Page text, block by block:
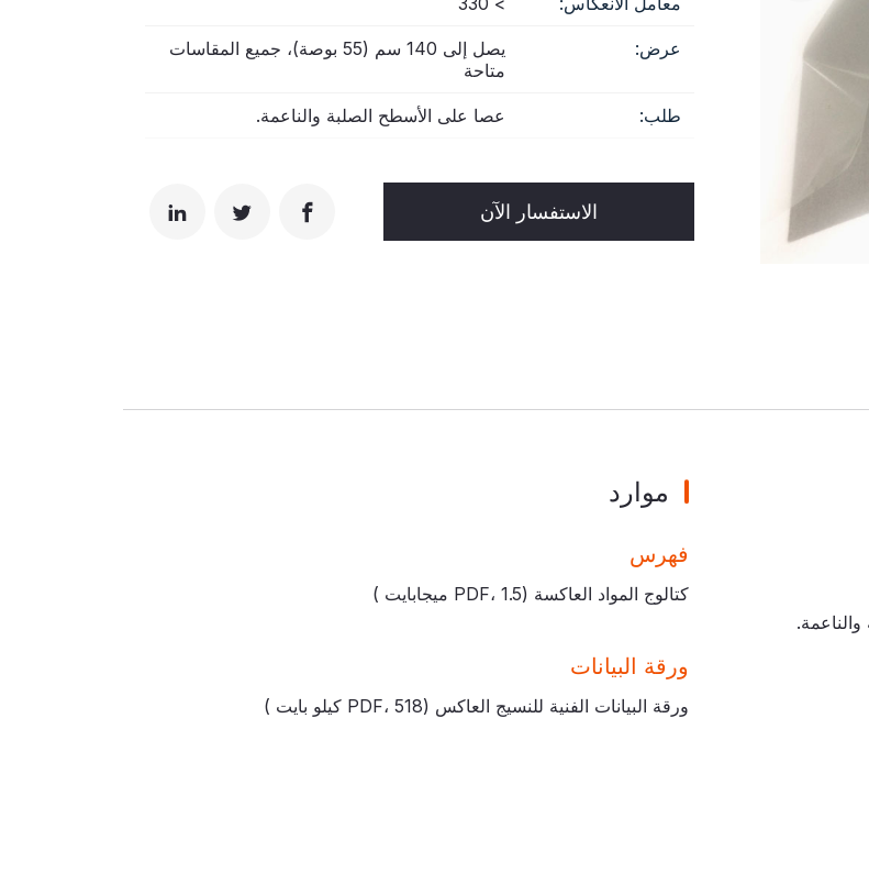
عرض:
يصل إلى 140 سم (55 بوصة)، جميع المقاسات
متاحة
طلب: عصا على الأسطح الصلبة والناعمة.
الاستفسار الآن
موارد
فهرس
كتالوج المواد العاكسة (PDF،1.5 ميجابايت )
ورقة البيانات
ورقة البيانات الفنية للنسيج العاكس (PDF،518 كيلو بايت )